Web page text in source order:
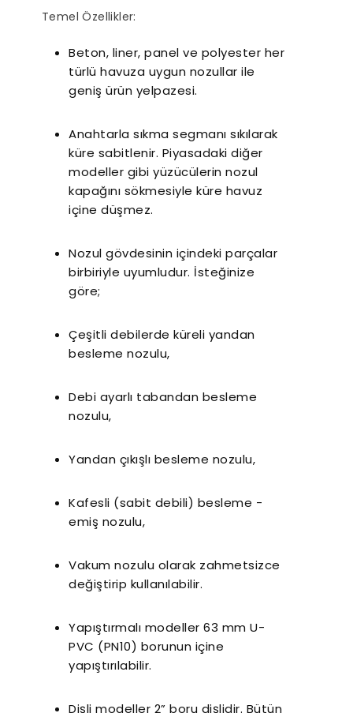
Temel Özellikler:
Beton, liner, panel ve polyester her
türlü havuza uygun nozullar ile
geniş ürün yelpazesi.
Anahtarla sıkma segmanı sıkılarak
küre sabitlenir. Piyasadaki diğer
modeller gibi yüzücülerin nozul
kapağını sökmesiyle küre havuz
içine düşmez.
Nozul gövdesinin içindeki parçalar
birbiriyle uyumludur. İsteğinize
göre;
Çeşitli debilerde küreli yandan
besleme nozulu,
Debi ayarlı tabandan besleme
nozulu,
Yandan çıkışlı besleme nozulu,
Kafesli (sabit debili) besleme -
emiş nozulu,
Vakum nozulu olarak zahmetsizce
değiştirip kullanılabilir.
Yapıştırmalı modeller 63 mm U-
PVC (PN10) borunun içine
yapıştırılabilir.
Dişli modeller 2” boru dişlidir. Bütün
Dikkat Edilmesi
Gereken Hususlar